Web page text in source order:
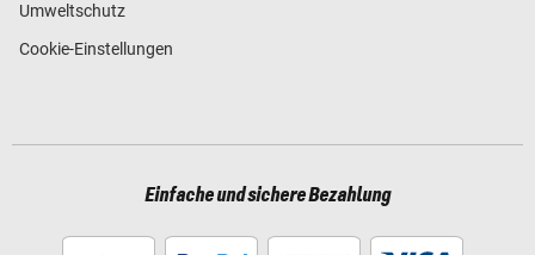
Umweltschutz
Cookie-Einstellungen
Einfache und sichere Bezahlung